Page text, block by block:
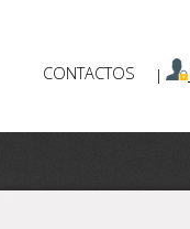
CONTACTOS |